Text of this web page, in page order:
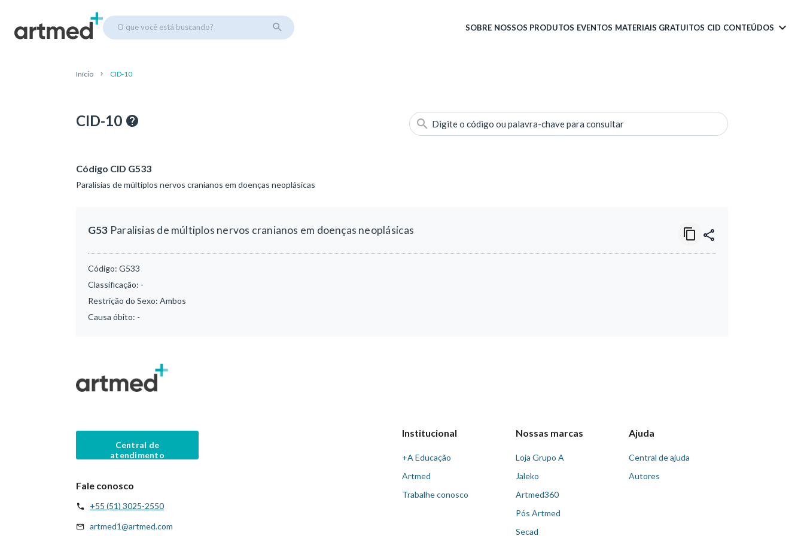
O que você está buscando? SOBRE NOSSOS PRODUTOS EVENTOS MATERIAIS GRATUITOS CID CONTEÚDOS
Início CID-10
CID-10 Digite o código ou palavra-chave para consultar
Código CID G533
Paralisias de múltiplos nervos cranianos em doenças neoplásicas
G53 Paralisias de múltiplos nervos cranianos em doenças neoplásicas
Código: G533
Classificação: -
Restrição do Sexo: Ambos
Causa óbito: -
Central de
atendimento
Fale conosco
+55 (51) 3025-2550
artmed1@artmed.com
Institucional
+A Educação
Artmed
Trabalhe conosco
Nossas marcas
Loja Grupo A
Jaleko
Artmed360
Pós Artmed
Secad
Ajuda
Central de ajuda
Autores